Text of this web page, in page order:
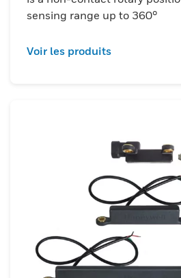
sensing range up to 360°
Voir les produits